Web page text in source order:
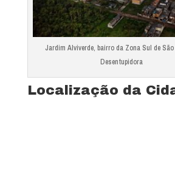
Jardim Alviverde, bairro da Zona Sul de São
Desentupidora
Localização da